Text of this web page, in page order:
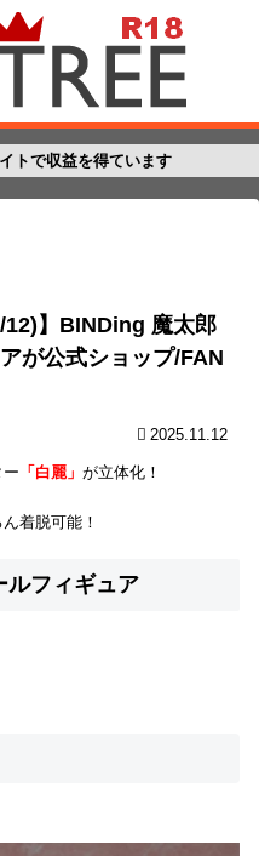
トで収益を得ています
12)】BINDing 魔太郎
が公式ショップ/FAN
2025.11.12
「白麗」 が立体化！
着脱可能！
ルフィギュア